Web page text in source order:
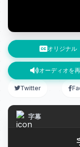
オリジナル
オーディオを
Twitter
字幕